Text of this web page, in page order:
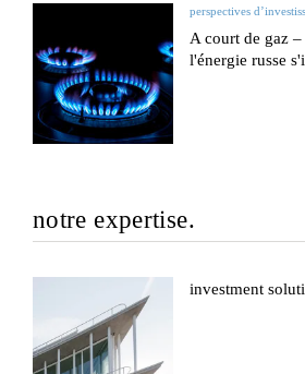
perspectives
A court de gaz
l'énergie russe
notre expertise.
investment